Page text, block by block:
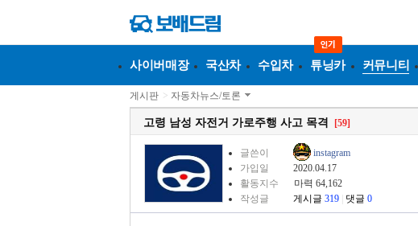
사이버매장 국산차 수입차 튜닝카 커뮤니티
게시판 > 자동차뉴스/토론
고령 남성 자전거 가로주행 사고 목격 [59]
글쓴이
instagram
가입일
2020.04.17
활동지수
마력 64,162
작성글
게시글 319 댓글 0